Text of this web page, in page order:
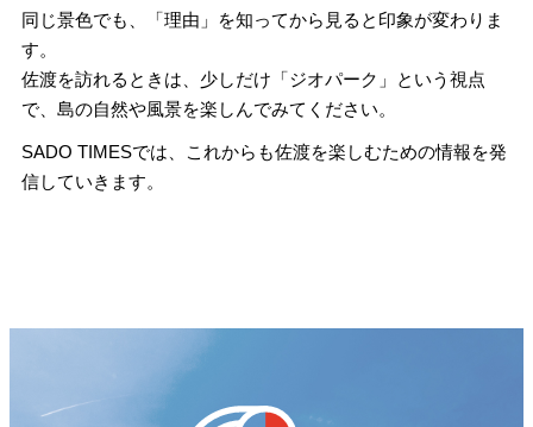
同じ景色でも、「理由」を知ってから見ると印象が変わりま
す。
佐渡を訪れるときは、少しだけ「ジオパーク」という視点
で、島の自然や風景を楽しんでみてください。
SADO TIMESでは、これからも佐渡を楽しむための情報を発
信していきます。